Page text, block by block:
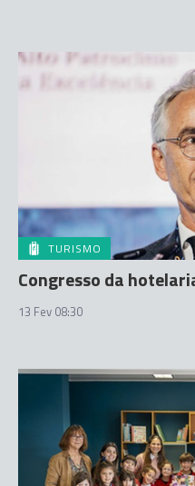
TURISMO
Congresso da
13 Fev 08:30